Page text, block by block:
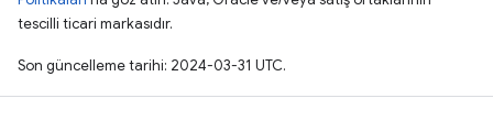
tescilli ticari markasıdır.
Son güncelleme tarihi: 2024-03-31 UTC.